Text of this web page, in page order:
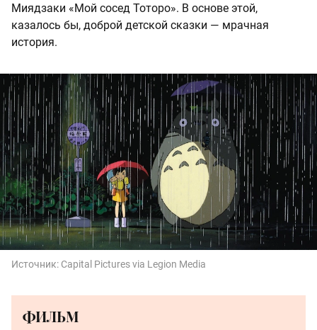
Миядзаки «Мой сосед Тоторо». В основе этой,
казалось бы, доброй детской сказки — мрачная
история.
Источник: Capital Pictures via Legion Media
ФИЛЬМ